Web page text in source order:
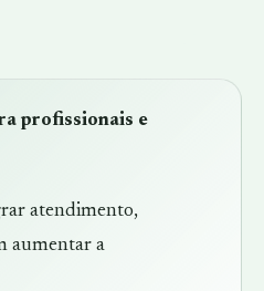
profissionais e
atendimento,
aumentar a